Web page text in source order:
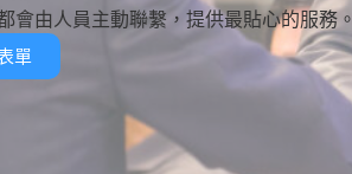
會由人員主動聯繫，提供最貼心的服務。
單